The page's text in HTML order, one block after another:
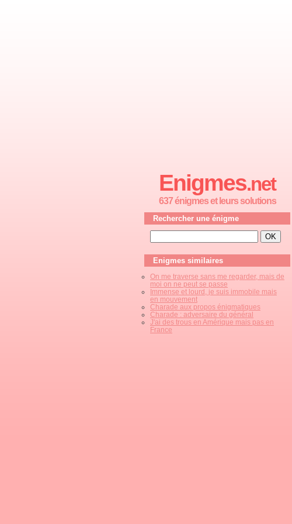
Enigmes.net
637 énigmes et leurs solutions
Rechercher une énigme
Enigmes similaires
On me traverse sans me regarder, mais de
moi on ne peut se passe
Immense et lourd, je suis immobile mais
en mouvement
Charade aux propos énigmatiques
Charade : adversaire du général
J'ai des trous en Amérique mais pas en
France